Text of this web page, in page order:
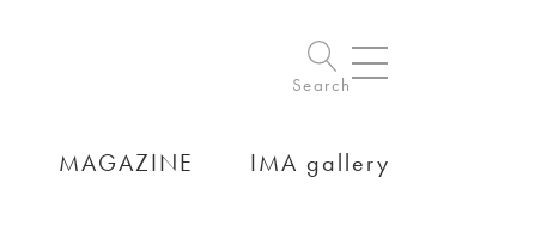
Search
MAGAZINE IMA gallery